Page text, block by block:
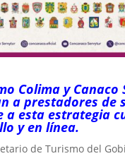
Colima y Canaco
a prestadores de
a esta estrategia
y en línea.
de Turismo del